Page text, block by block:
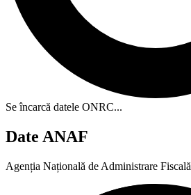
Se încarcă datele ONRC...
Date ANAF
Agenția Națională de Administrare Fiscală